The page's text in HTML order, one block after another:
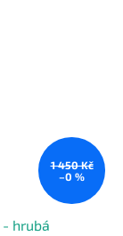
1 450 Kč
–0 %
- hrubá